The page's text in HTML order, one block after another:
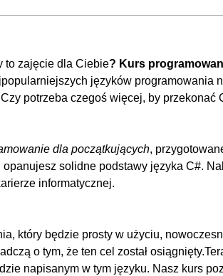
to zajęcie dla Ciebie? Kurs
języków programowania
potrzeba czegoś więcej, by przekonać
dla początkujących,
solidne podstawy języka C#.
informatycznej.
który będzie prosty w użyciu,
o tym, że ten cel został
napisanym w tym języku. Nasz kurs